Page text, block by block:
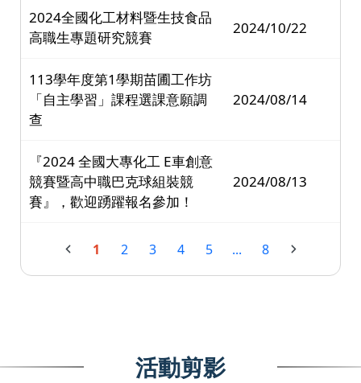
2024全國化工材料暨生技食品
高職生專題研究競賽
2024/10/22
113學年度第1學期苗圃工作坊
「自主學習」課程選課意願調
查
2024/08/14
『2024 全國大專化工 E車創意
競賽暨高中職巴克球組裝競
賽』，歡迎踴躍報名參加！
2024/08/13
1 2 3 4 5 ... 8
活動剪影